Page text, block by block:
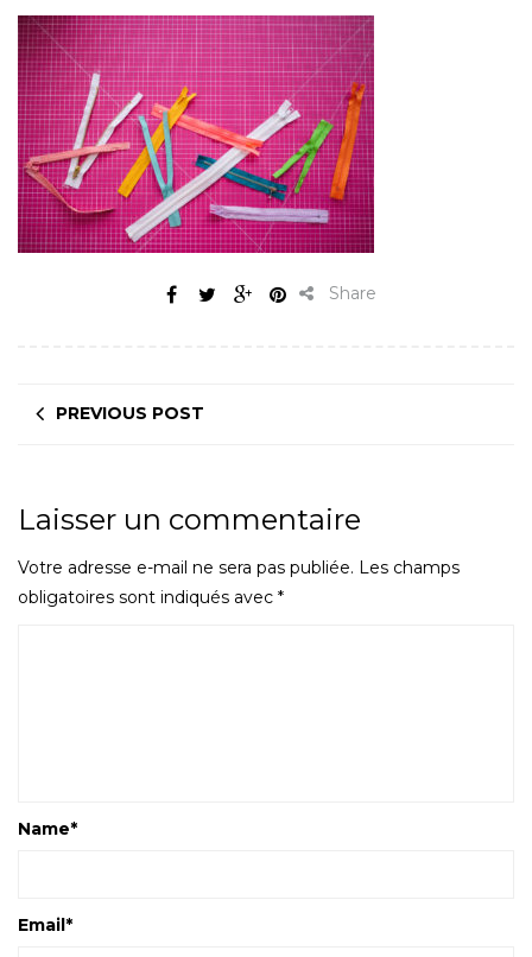
Share
PREVIOUS POST
Laisser un commentaire
Votre adresse e-mail ne sera pas publiée. Les champs
obligatoires sont indiqués avec *
Name*
Email*